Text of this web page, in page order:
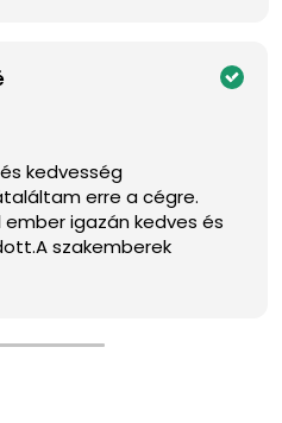
kedvesség
erre a cégre.
igazán kedves és
szakemberek
munkát végeztek.